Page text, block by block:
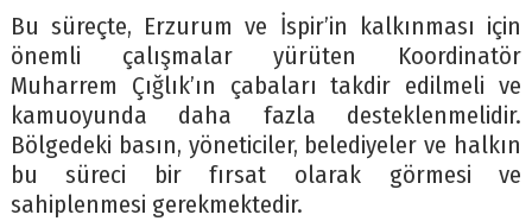
Bu süreçte, Erzurum ve İspir’in kalkınması için
önemli çalışmalar yürüten Koordinatör
Muharrem Çığlık’ın çabaları takdir edilmeli ve
kamuoyunda daha fazla desteklenmelidir.
Bölgedeki basın, yöneticiler, belediyeler ve halkın
bu süreci bir fırsat olarak görmesi ve
sahiplenmesi gerekmektedir.